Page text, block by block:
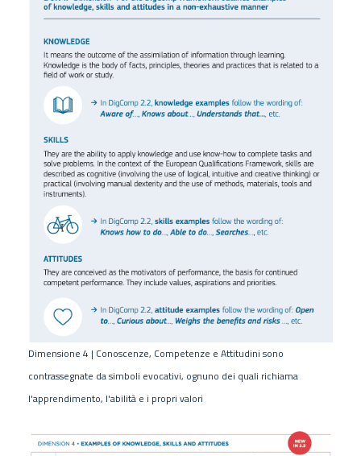
Dimensione 4 | Conoscenze, Competenze e Attitudini sono
contrassegnate da simboli evocativi, ognuno dei quali richiama
l'apprendimento, l'abilità e i propri valori